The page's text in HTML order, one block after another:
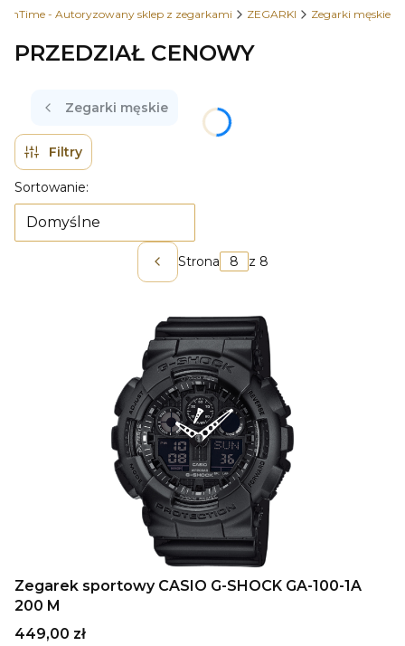
OhTime - Autoryzowany sklep z zegarkami ZEGARKI Zegarki męskie
PRZEDZIAŁ CENOWY
Zegarki męskie
Filtry
Lista produktów
Sortowanie:
Domyślne
Poprzednie produkty
Strona z 8
Zegarek sportowy CASIO G-SHOCK GA-100-1A
200 M
Cena
449,00 zł